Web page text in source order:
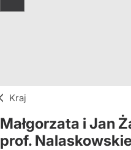
Kraj
Małgorzata i Jan
prof.